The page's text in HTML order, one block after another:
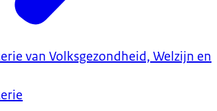
van Volksgezondheid, Welzijn en